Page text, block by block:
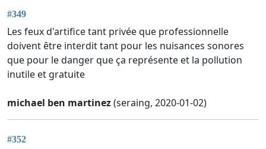
#349
Les feux d'artifice tant privée que professionnelle
doivent être interdit tant pour les nuisances sonores
que pour le danger que ça représente et la pollution
inutile et gratuite
michael ben martinez(seraing, 2020-01-02)
#352